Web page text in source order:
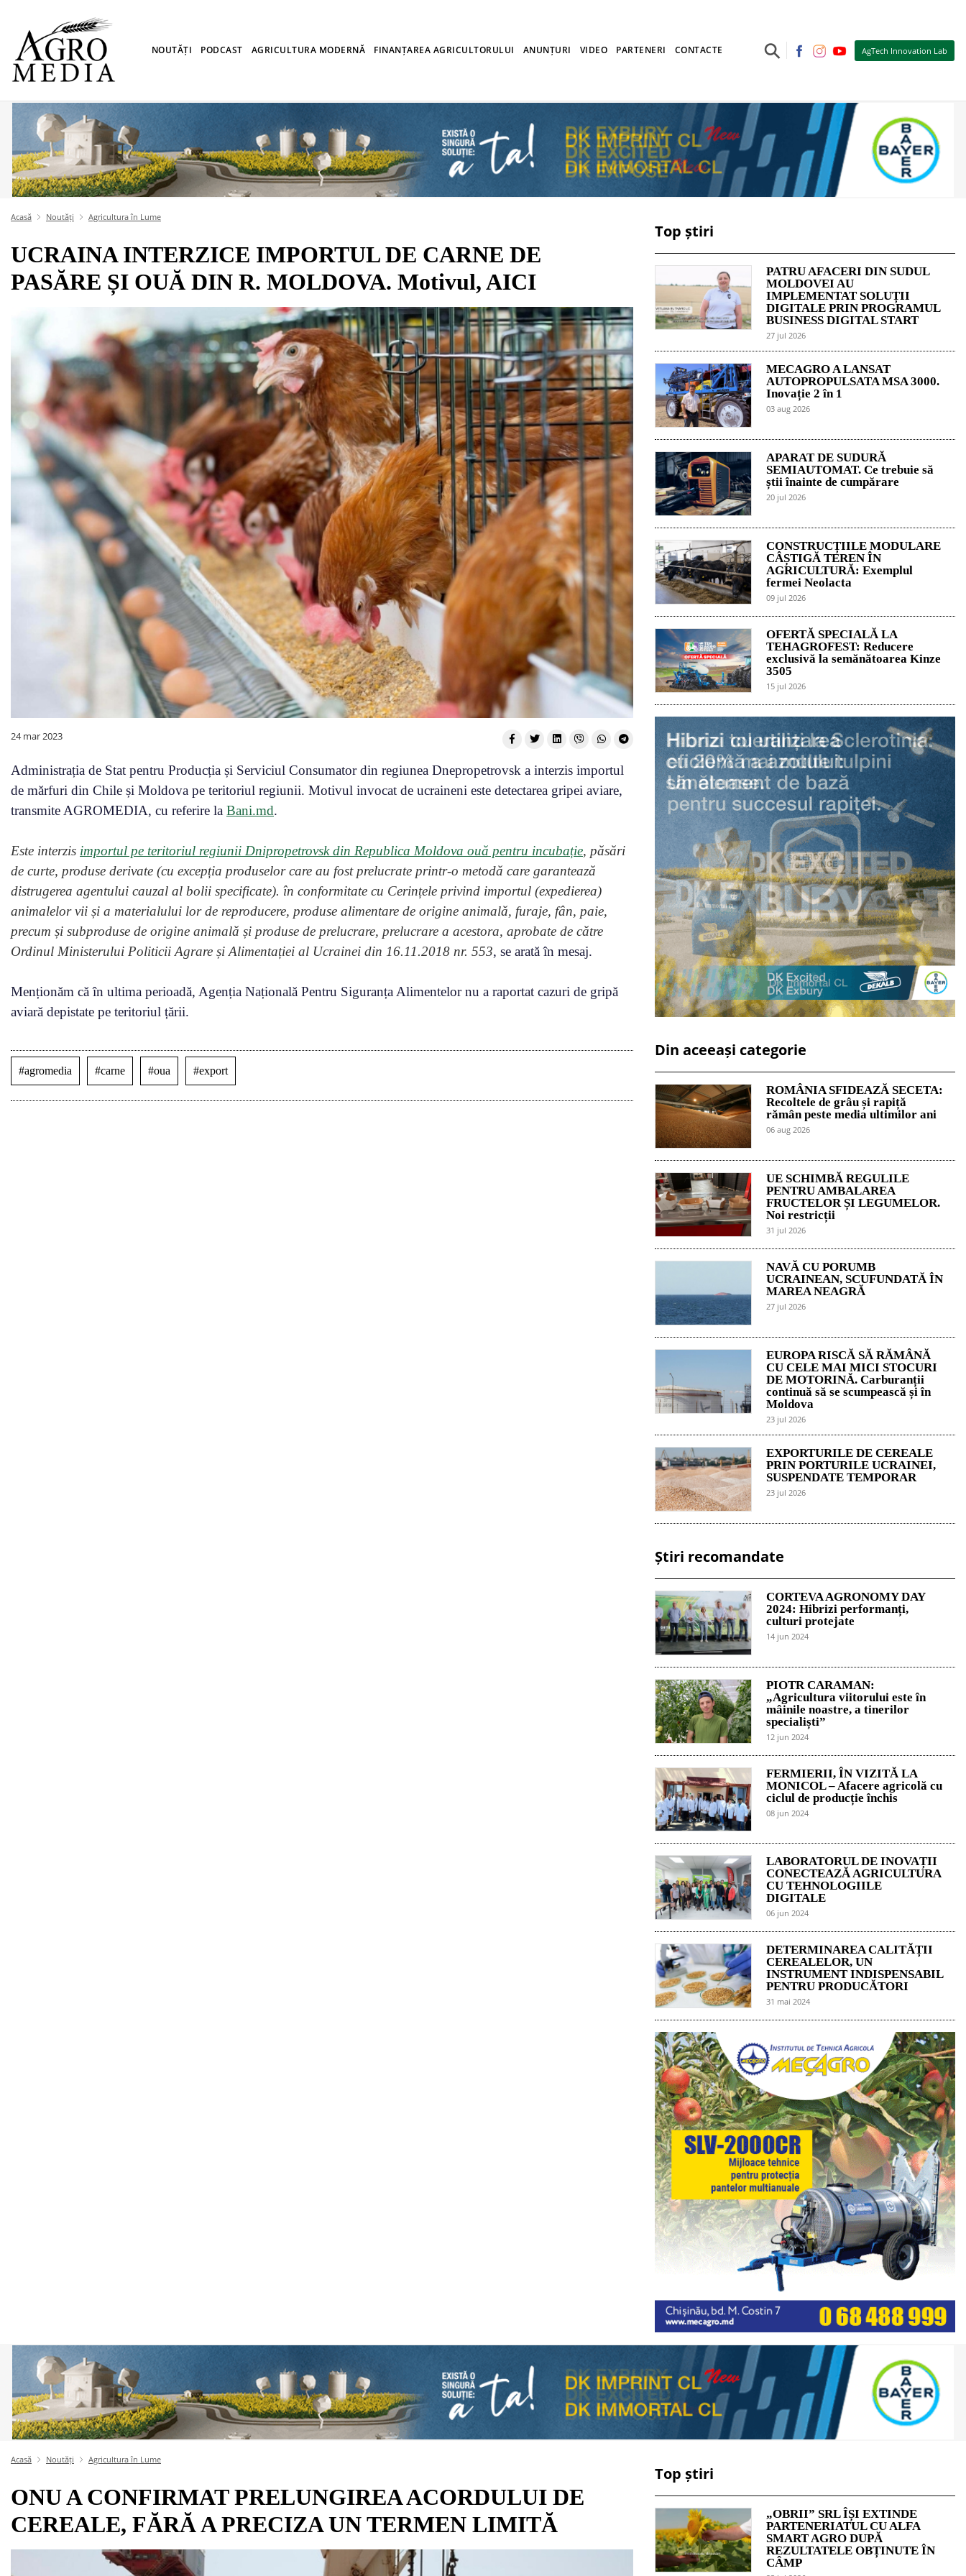
NOUTĂȚI PODCAST AGRICULTURA MODERNĂ FINANȚAREA AGRICULTORULUI ANUNȚURI VIDEO PARTENERI CONTACTE ⚲ AgTech Innovation Lab
Acasă Noutăți Agricultura în Lume
UCRAINA INTERZICE IMPORTUL DE CARNE DE
PASĂRE ȘI OUĂ DIN R. MOLDOVA. Motivul, AICI
24 mar 2023
Administrația de Stat pentru Producția și Serviciul Consumator din regiunea Dnepropetrovsk a interzis importul
de mărfuri din Chile și Moldova pe teritoriul regiunii. Motivul invocat de ucraineni este detectarea gripei aviare,
transmite AGROMEDIA, cu referire la Bani.md.
Este interzis importul pe teritoriul regiunii Dnipropetrovsk din Republica Moldova ouă pentru incubație, păsări
de curte, produse derivate (cu excepția produselor care au fost prelucrate printr-o metodă care garantează
distrugerea agentului cauzal al bolii specificate). în conformitate cu Cerințele privind importul (expedierea)
animalelor vii și a materialului lor de reproducere, produse alimentare de origine animală, furaje, fân, paie,
precum și subproduse de origine animală și produse de prelucrare, prelucrare a acestora, aprobate de către
Ordinul Ministerului Politicii Agrare și Alimentației al Ucrainei din 16.11.2018 nr. 553, se arată în mesaj.
Menționăm că în ultima perioadă, Agenția Națională Pentru Siguranța Alimentelor nu a raportat cazuri de gripă
aviară depistate pe teritoriul țării.
#agromedia #carne #oua #export
Top știri
PATRU AFACERI DIN SUDUL
MOLDOVEI AU
IMPLEMENTAT SOLUȚII
DIGITALE PRIN PROGRAMUL
BUSINESS DIGITAL START
27 jul 2026
MECAGRO A LANSAT
AUTOPROPULSATA MSA 3000.
Inovație 2 în 1
03 aug 2026
APARAT DE SUDURĂ
SEMIAUTOMAT. Ce trebuie să
știi înainte de cumpărare
20 jul 2026
CONSTRUCȚIILE MODULARE
CÂȘTIGĂ TEREN ÎN
AGRICULTURĂ: Exemplul
fermei Neolacta
09 jul 2026
OFERTĂ SPECIALĂ LA
TEHAGROFEST: Reducere
exclusivă la semănătoarea Kinze
3505
15 jul 2026
Din aceeași categorie
ROMÂNIA SFIDEAZĂ SECETA:
Recoltele de grâu și rapiță
rămân peste media ultimilor ani
06 aug 2026
UE SCHIMBĂ REGULILE
PENTRU AMBALAREA
FRUCTELOR ȘI LEGUMELOR.
Noi restricții
31 jul 2026
NAVĂ CU PORUMB
UCRAINEAN, SCUFUNDATĂ ÎN
MAREA NEAGRĂ
27 jul 2026
EUROPA RISCĂ SĂ RĂMÂNĂ
CU CELE MAI MICI STOCURI
DE MOTORINĂ. Carburanții
continuă să se scumpească și în
Moldova
23 jul 2026
EXPORTURILE DE CEREALE
PRIN PORTURILE UCRAINEI,
SUSPENDATE TEMPORAR
23 jul 2026
Știri recomandate
CORTEVA AGRONOMY DAY
2024: Hibrizi performanți,
culturi protejate
14 jun 2024
PIOTR CARAMAN:
„Agricultura viitorului este în
mâinile noastre, a tinerilor
specialiști”
12 jun 2024
FERMIERII, ÎN VIZITĂ LA
MONICOL – Afacere agricolă cu
ciclul de producție închis
08 jun 2024
LABORATORUL DE INOVAȚII
CONECTEAZĂ AGRICULTURA
CU TEHNOLOGIILE
DIGITALE
06 jun 2024
DETERMINAREA CALITĂȚII
CEREALELOR, UN
INSTRUMENT INDISPENSABIL
PENTRU PRODUCĂTORI
31 mai 2024
Acasă Noutăți Agricultura în Lume
ONU A CONFIRMAT PRELUNGIREA ACORDULUI DE
CEREALE, FĂRĂ A PRECIZA UN TERMEN LIMITĂ
Top știri
„OBRII” SRL ÎȘI EXTINDE
PARTENERIATUL CU ALFA
SMART AGRO DUPĂ
REZULTATELE OBȚINUTE ÎN
CÂMP